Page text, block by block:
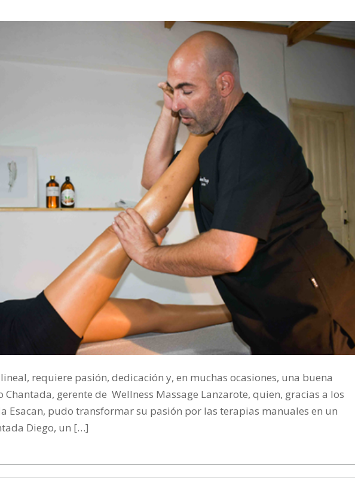
requiere pasión, dedicación y, en muchas ocasiones, una buena
Chantada, gerente de Wellness Massage Lanzarote, quien, gracias a los
Esacan, pudo transformar su pasión por las terapias manuales en un
Diego, un […]